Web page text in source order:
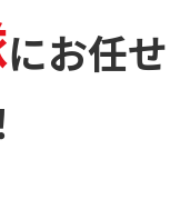
にお任せ